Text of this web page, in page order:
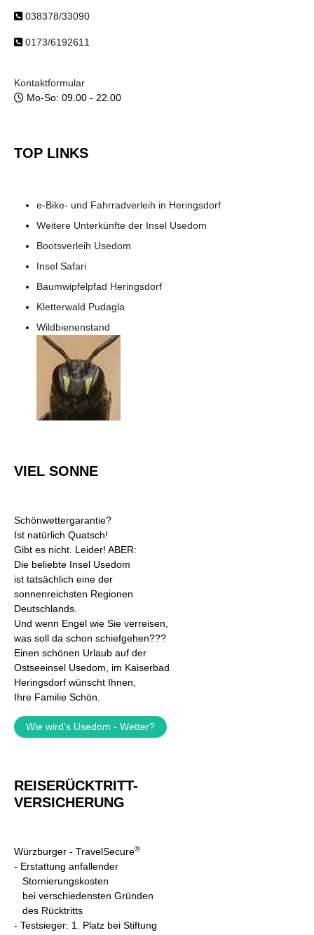
038378/33090
0173/6192611
Kontaktformular
Mo-So: 09.00 - 22.00
TOP LINKS
e-Bike- und Fahrradverleih in Heringsdorf
Weitere Unterkünfte der Insel Usedom
Bootsverleih Usedom
Insel Safari
Baumwipfelpfad Heringsdorf
Kletterwald Pudagla
Wildbienenstand
VIEL SONNE
Schönwettergarantie?
Ist natürlich Quatsch!
Gibt es nicht. Leider! ABER:
Die beliebte Insel Usedom
ist tatsächlich eine der
sonnenreichsten Regionen
Deutschlands.
Und wenn Engel wie Sie verreisen,
was soll da schon schiefgehen???
Einen schönen Urlaub auf der
Ostseeinsel Usedom, im Kaiserbad
Heringsdorf wünscht Ihnen,
Ihre Familie Schön.
Wie wird's Usedom - Wetter?
REISERÜCKTRITT-
VERSICHERUNG
Würzburger - TravelSecure®
- Erstattung anfallender
Stornierungskosten
bei verschiedensten Gründen
des Rücktritts
- Testsieger: 1. Platz bei Stiftung